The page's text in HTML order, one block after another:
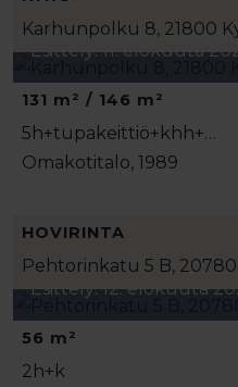
Karhunpolku 8, 21800
Esittely: 11. elokuuta
131 m² / 146 m²
5h+tupakeittiö+khh+…
Omakotitalo, 1989
HOVIRINTA
Pehtorinkatu 5 B, 20780
Esittely: 12. elokuuta
56 m²
2h+k